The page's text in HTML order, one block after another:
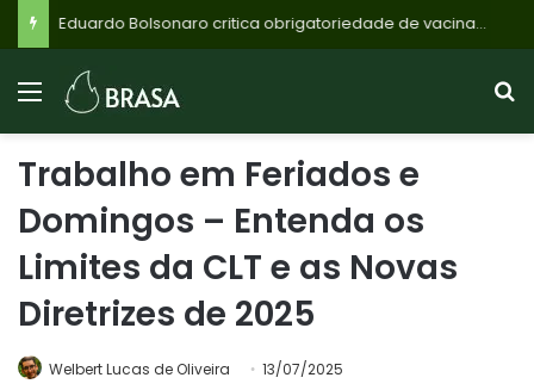
Eduardo Bolsonaro critica obrigatoriedade de vacinas no Brasil: ‘Liberdade’ – Diário do Comércio
Trabalho em Feriados e
Domingos – Entenda os
Limites da CLT e as Novas
Diretrizes de 2025
Welbert Lucas de Oliveira 13/07/2025